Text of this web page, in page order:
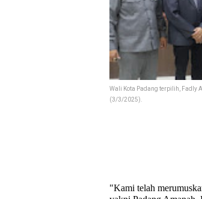
Wali Kota Padang terpilih, Fadly
(3/3/2025).
"Kami telah